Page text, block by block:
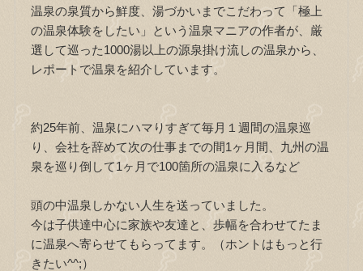
温泉の泉質から鮮度、湯づかいまでこだわって「極上
の温泉体験をしたい」という温泉マニアの作者が、厳
選して巡った1000湯以上の源泉掛け流しの温泉から、
レポートで温泉を紹介しています。
約25年前、温泉にハマりすぎて毎月１週間の温泉巡
り、会社を辞めて次の仕事までの間1ヶ月間、九州の温
泉を巡り倒して1ヶ月で100箇所の温泉に入るなど
頭の中温泉しかない人生を送っていました。
今は子供達中心に家族や友達と、歩幅を合わせてたま
に温泉へ寄らせてもらってます。（ホントはもっと行
きたい^^;）